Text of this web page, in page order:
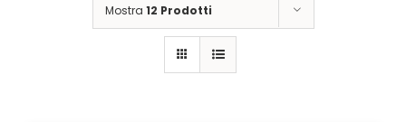
Mostra 12 Prodotti